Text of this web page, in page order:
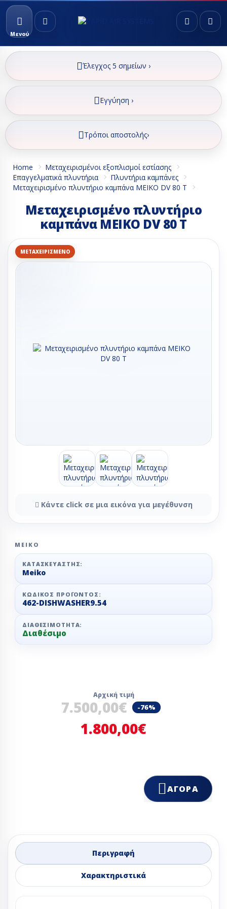
Μενού
Έλεγχος 5 σημείων ›
Εγγύηση ›
Τρόποι αποστολής›
Home
Μεταχειρισμένοι εξοπλισμοί εστίασης
Επαγγελματικά πλυντήρια
Πλυντήρια καμπάνες
Μεταχειρισμένο πλυντήριο καμπάνα MEIKO DV 80 T
Μεταχειρισμένο πλυντήριο
καμπάνα MEIKO DV 80 T
ΜΕΤΑΧΕΙΡΙΣΜΈΝΟ
Κάντε click σε μια εικόνα για μεγέθυνση
MEIKO
ΚΑΤΑΣΚΕΥΑΣΤΉΣ:
Meiko
ΚΩΔΙΚΌΣ ΠΡΟΪΌΝΤΟΣ:
462-DISHWASHER9.54
ΔΙΑΘΕΣΙΜΌΤΗΤΑ:
Διαθέσιμο
Αρχική τιμή
7.500,00€ -76%
1.800,00€
ΑΓΟΡΆ
Περιγραφή
Χαρακτηριστικά